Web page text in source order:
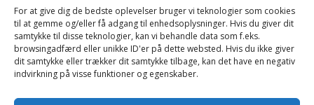
For at give dig de bedste oplevelser bruger vi teknologier som cookies
til at gemme og/eller få adgang til enhedsoplysninger. Hvis du giver dit
samtykke til disse teknologier, kan vi behandle data som f.eks.
browsingadfærd eller unikke ID'er på dette websted. Hvis du ikke giver
dit samtykke eller trækker dit samtykke tilbage, kan det have en negativ
indvirkning på visse funktioner og egenskaber.
Læs mere her Læs mere her